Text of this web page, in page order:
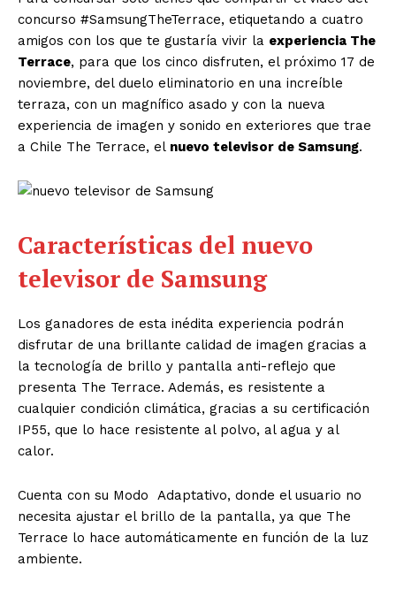
concurso #SamsungTheTerrace, etiquetando a cuatro
amigos con los que te gustaría vivir la experiencia The
Terrace, para que los cinco disfruten, el próximo 17 de
noviembre, del duelo eliminatorio en una increíble
terraza, con un magnífico asado y con la nueva
experiencia de imagen y sonido en exteriores que trae
a Chile The Terrace, el nuevo televisor de Samsung.
Características del nuevo
televisor de Samsung
Los ganadores de esta inédita experiencia podrán
disfrutar de una brillante calidad de imagen gracias a
la tecnología de brillo y pantalla anti-reflejo que
presenta The Terrace. Además, es resistente a
cualquier condición climática, gracias a su certificación
IP55, que lo hace resistente al polvo, al agua y al
calor.
Cuenta con su Modo Adaptativo, donde el usuario no
necesita ajustar el brillo de la pantalla, ya que The
Terrace lo hace automáticamente en función de la luz
ambiente.